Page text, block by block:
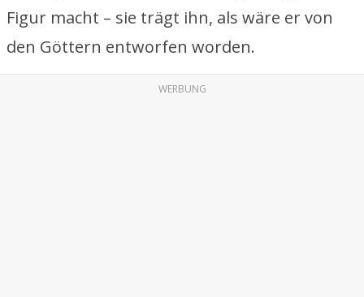
Figur macht – sie trägt ihn, als wäre er von
den Göttern entworfen worden.
WERBUNG